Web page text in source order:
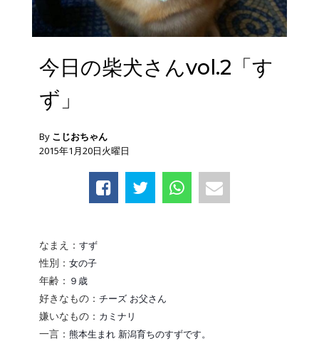
今日の柴犬さんvol.2「す
ず」
By こじおちゃん
2015年1月20日火曜日
なまえ： すず
性別： 女の子
年齢： ９歳
好きなもの： チーズ お父さん
嫌いなもの： カミナリ
一言： 熊本生まれ 新潟育ちのすずです。